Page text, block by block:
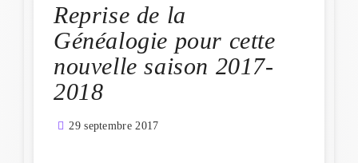
Reprise de la
Généalogie pour cette
nouvelle saison 2017-
2018
29 septembre 2017